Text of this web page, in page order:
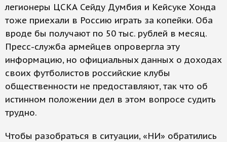
легионеры ЦСКА Сейду Думбия и Кейсуке Хонда
тоже приехали в Россию играть за копейки. Оба
вроде бы получают по 50 тыс. рублей в месяц.
Пресс-служба армейцев опровергла эту
информацию, но официальных данных о доходах
своих футболистов российские клубы
общественности не предоставляют, так что об
истинном положении дел в этом вопросе судить
трудно.
Чтобы разобраться в ситуации, «НИ» обратились